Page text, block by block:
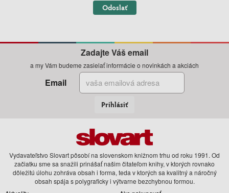
Odoslať
Zadajte Váš email
a my Vám budeme zasielať informácie o novinkách a akciách
Email
Prihlásiť
Vydavateľstvo Slovart pôsobí na slovenskom knižnom trhu od roku 1991. Od
začiatku sme sa snažili prinášať našim čitateľom knihy, v ktorých rovnako
dôležitú úlohu zohráva obsah i forma, teda v ktorých sa kvalitný a náročný
obsah spája s polygraficky i výtvarne bezchybnou formou.